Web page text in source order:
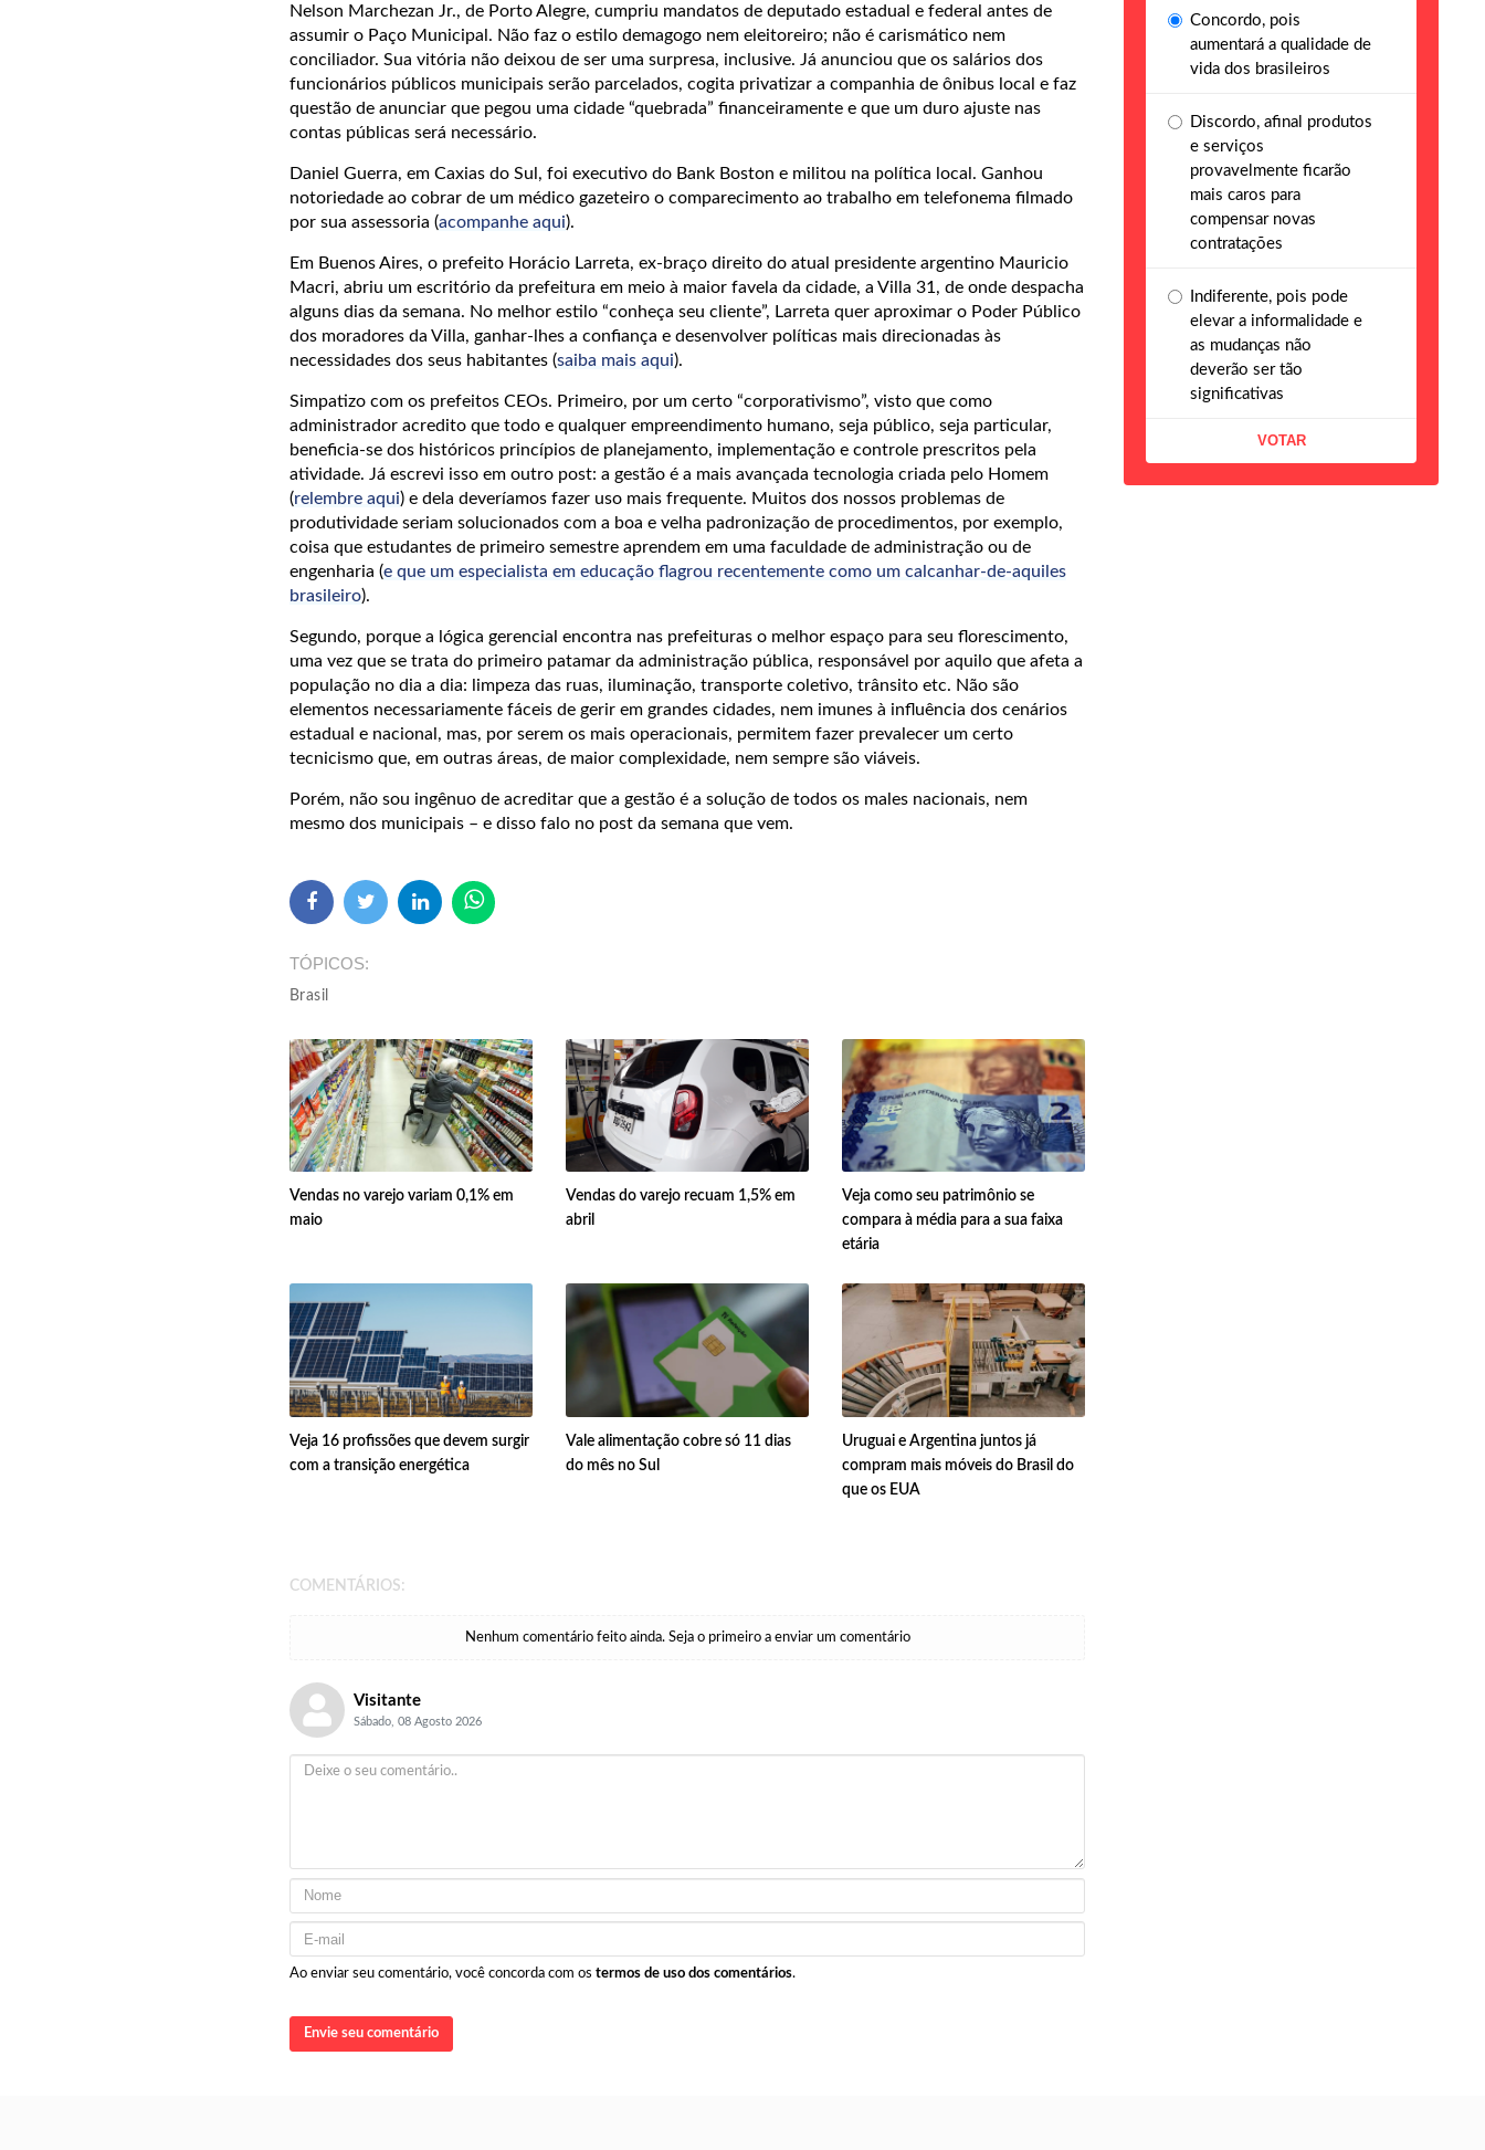
Nelson Marchezan Jr., de Porto Alegre, cumpriu mandatos de deputado estadual e federal antes de
assumir o Paço Municipal. Não faz o estilo demagogo nem eleitoreiro; não é carismático nem
conciliador. Sua vitória não deixou de ser uma surpresa, inclusive. Já anunciou que os salários dos
funcionários públicos municipais serão parcelados, cogita privatizar a companhia de ônibus local e faz
questão de anunciar que pegou uma cidade “quebrada” financeiramente e que um duro ajuste nas
contas públicas será necessário.
Daniel Guerra, em Caxias do Sul, foi executivo do Bank Boston e militou na política local. Ganhou
notoriedade ao cobrar de um médico gazeteiro o comparecimento ao trabalho em telefonema filmado
por sua assessoria (acompanhe aqui).
Em Buenos Aires, o prefeito Horácio Larreta, ex-braço direito do atual presidente argentino Mauricio
Macri, abriu um escritório da prefeitura em meio à maior favela da cidade, a Villa 31, de onde despacha
alguns dias da semana. No melhor estilo “conheça seu cliente”, Larreta quer aproximar o Poder Público
dos moradores da Villa, ganhar-lhes a confiança e desenvolver políticas mais direcionadas às
necessidades dos seus habitantes (saiba mais aqui).
Simpatizo com os prefeitos CEOs. Primeiro, por um certo “corporativismo”, visto que como
administrador acredito que todo e qualquer empreendimento humano, seja público, seja particular,
beneficia-se dos históricos princípios de planejamento, implementação e controle prescritos pela
atividade. Já escrevi isso em outro post: a gestão é a mais avançada tecnologia criada pelo Homem
(relembre aqui) e dela deveríamos fazer uso mais frequente. Muitos dos nossos problemas de
produtividade seriam solucionados com a boa e velha padronização de procedimentos, por exemplo,
coisa que estudantes de primeiro semestre aprendem em uma faculdade de administração ou de
engenharia (e que um especialista em educação flagrou recentemente como um calcanhar-de-aquiles
brasileiro).
Segundo, porque a lógica gerencial encontra nas prefeituras o melhor espaço para seu florescimento,
uma vez que se trata do primeiro patamar da administração pública, responsável por aquilo que afeta a
população no dia a dia: limpeza das ruas, iluminação, transporte coletivo, trânsito etc. Não são
elementos necessariamente fáceis de gerir em grandes cidades, nem imunes à influência dos cenários
estadual e nacional, mas, por serem os mais operacionais, permitem fazer prevalecer um certo
tecnicismo que, em outras áreas, de maior complexidade, nem sempre são viáveis.
Porém, não sou ingênuo de acreditar que a gestão é a solução de todos os males nacionais, nem
mesmo dos municipais – e disso falo no post da semana que vem.
TÓPICOS
Brasil
Vendas no varejo variam 0,1% em
maio
Vendas do varejo recuam 1,5% em
abril
Veja como seu patrimônio se
compara à média para a sua faixa
etária
Veja 16 profissões que devem surgir
com a transição energética
Vale alimentação cobre só 11 dias
do mês no Sul
Uruguai e Argentina juntos já
compram mais móveis do Brasil do
que os EUA
COMENTÁRIOS:
Nenhum comentário feito ainda. Seja o primeiro a enviar um comentário
Visitante
Sábado, 08 Agosto 2026
Ao enviar seu comentário, você concorda com os termos de uso dos comentários.
Envie seu comentário
Concordo, pois
aumentará a qualidade de
vida dos brasileiros
Discordo, afinal produtos
e serviços
provavelmente ficarão
mais caros para
compensar novas
contratações
Indiferente, pois pode
elevar a informalidade e
as mudanças não
deverão ser tão
significativas